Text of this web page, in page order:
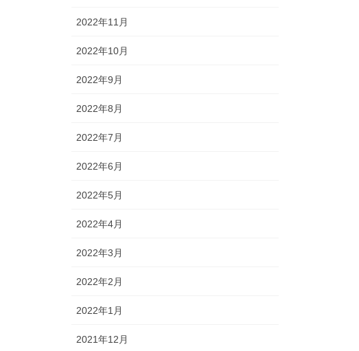
2022年11月
2022年10月
2022年9月
2022年8月
2022年7月
2022年6月
2022年5月
2022年4月
2022年3月
2022年2月
2022年1月
2021年12月